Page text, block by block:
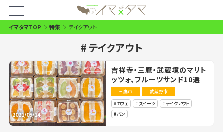
イマタマTOP 特集 テイクアウト
テイクアウト
2021/05/14
吉祥寺・三鷹・武蔵境のマリト
ッツォ、フルーツサンド10選
三鷹市
武蔵野市
カフェ
スイーツ
テイクアウト
パン